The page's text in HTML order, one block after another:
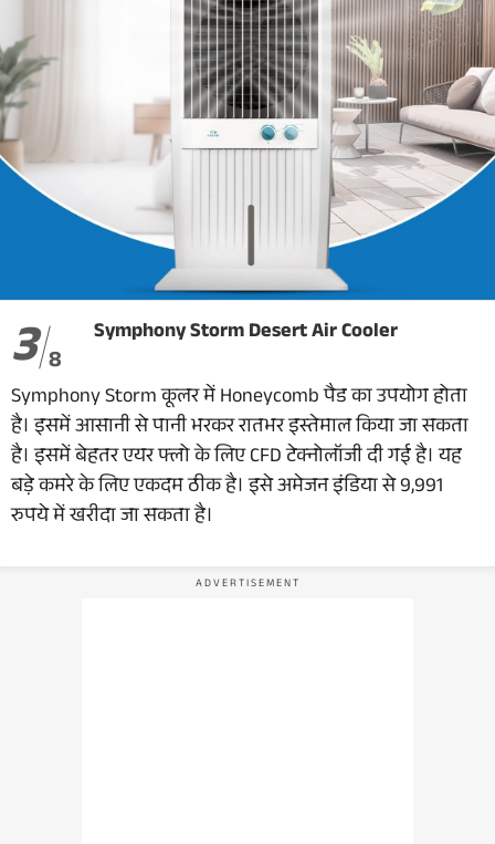
3 8
Symphony Storm Desert Air Cooler
Symphony Storm कूलर में Honeycomb पैड का उपयोग होता
है। इसमें आसानी से पानी भरकर रातभर इस्तेमाल किया जा सकता
है। इसमें बेहतर एयर फ्लो के लिए CFD टेक्नोलॉजी दी गई है। यह
बड़े कमरे के लिए एकदम ठीक है। इसे अमेजन इंडिया से 9,991
रुपये में खरीदा जा सकता है।